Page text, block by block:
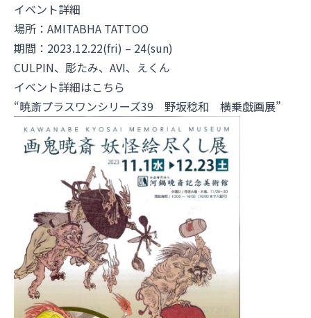
イベント詳細
場所： AMITABHA TATTOO
期間：2023.12.22(fri) – 24(sun)
CULPIN、 彫たみ、 AVI、 えくん
イベント詳細はこちら
“暁斎プラスワンシリーズ39 野坂稔和 横乗戯画展”